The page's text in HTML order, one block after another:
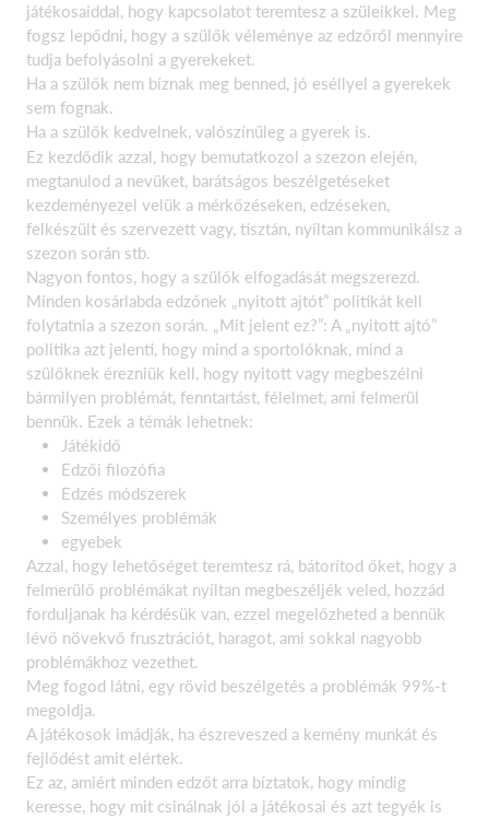
játékosaiddal, hogy kapcsolatot teremtesz a szüleikkel. Meg
fogsz lepődni, hogy a szülők véleménye az edzőről mennyire
tudja befolyásolni a gyerekeket.
Ha a szülők nem bíznak meg benned, jó eséllyel a gyerekek
sem fognak.
Ha a szülők kedvelnek, valószínűleg a gyerek is.
Ez kezdődik azzal, hogy bemutatkozol a szezon elején,
megtanulod a nevüket, barátságos beszélgetéseket
kezdeményezel velük a mérkőzéseken, edzéseken,
felkészült és szervezett vagy, tisztán, nyíltan kommunikálsz a
szezon során stb.
Nagyon fontos, hogy a szülők elfogadását megszerezd.
Minden kosárlabda edzőnek „nyitott ajtót” politikát kell
folytatnia a szezon során. „Mit jelent ez?”: A „nyitott ajtó”
politika azt jelenti, hogy mind a sportolóknak, mind a
szülőknek érezniük kell, hogy nyitott vagy megbeszélni
bármilyen problémát, fenntartást, félelmet, ami felmerül
bennük. Ezek a témák lehetnek:
Játékidő
Edzői filozófia
Edzés módszerek
Személyes problémák
egyebek
Azzal, hogy lehetőséget teremtesz rá, bátorítod őket, hogy a
felmerülő problémákat nyíltan megbeszéljék veled, hozzád
forduljanak ha kérdésük van, ezzel megelőzheted a bennük
lévő növekvő frusztrációt, haragot, ami sokkal nagyobb
problémákhoz vezethet.
Meg fogod látni, egy rövid beszélgetés a problémák 99%-t
megoldja.
A játékosok imádják, ha észreveszed a kemény munkát és
fejlődést amit elértek.
Ez az, amiért minden edzőt arra bíztatok, hogy mindig
keresse, hogy mit csinálnak jól a játékosai és azt tegyék is